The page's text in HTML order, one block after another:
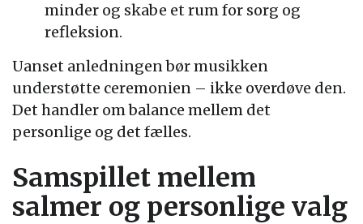
minder og skabe et rum for sorg og
refleksion.
Uanset anledningen bør musikken
understøtte ceremonien – ikke overdøve den.
Det handler om balance mellem det
personlige og det fælles.
Samspillet mellem
salmer og personlige valg